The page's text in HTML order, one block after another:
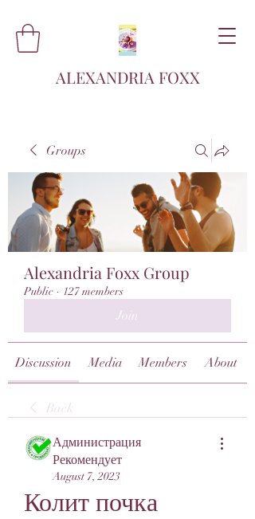
ALEXANDRIA FOXX
Groups
Alexandria Foxx Group
Public · 127 members
Join
Discussion Media Members About
Back
Администрация
Рекомендует
August 7, 2023
Колит почка